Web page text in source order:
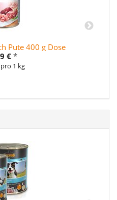
Pute 400 g Dose
€*
1 kg